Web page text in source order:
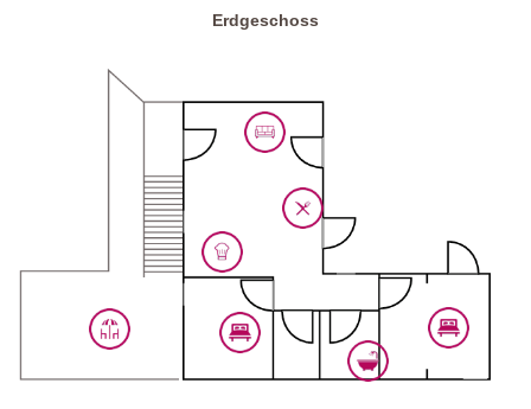
IT052005B4LJSG23P5
Erdgeschoss